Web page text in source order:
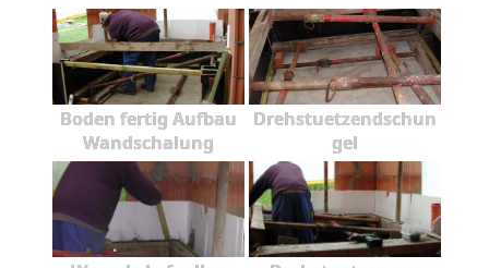
Boden fertig Aufbau
Wandschalung
Drehstuetzendschun
gel